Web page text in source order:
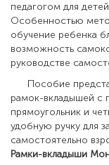
педагогом для
Особенностью
обучение ребенка
возможность
руководстве
Пособие
рамок-вкладышей с
прямоугольник и
удобную ручку для
самостоятельно
Рамки-вкладыши